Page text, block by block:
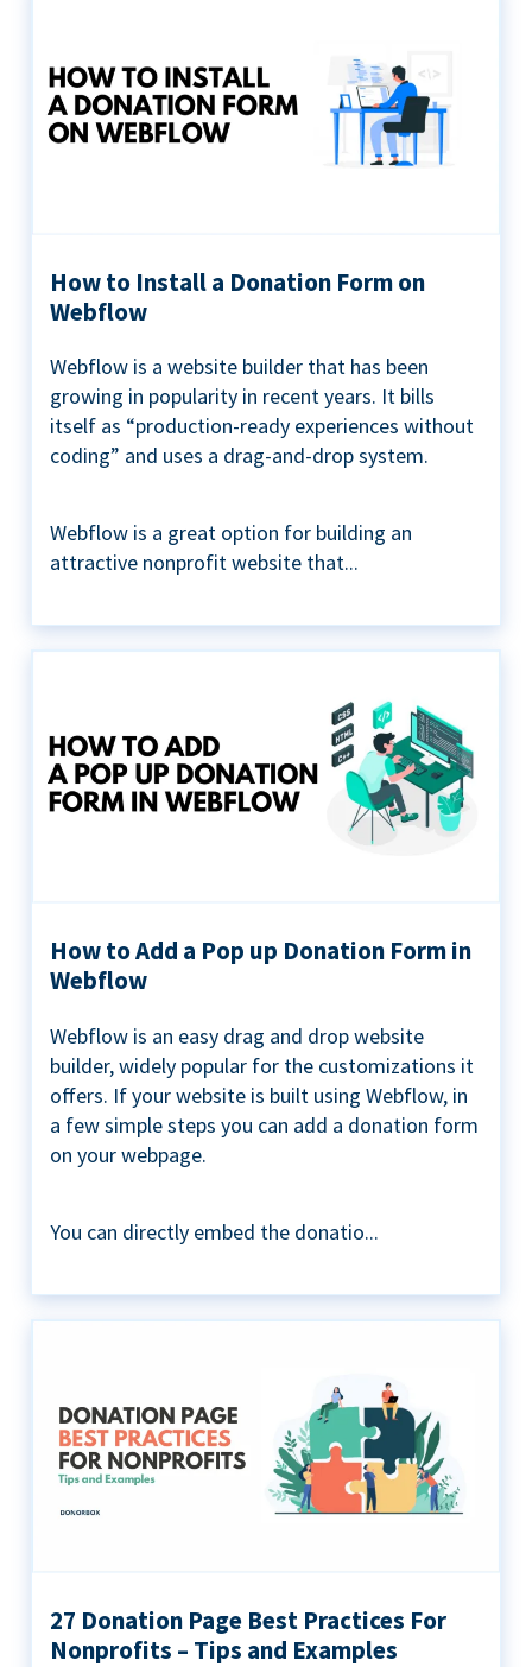
How to Install a Donation Form on
Webflow
Webflow is a website builder that has been
growing in popularity in recent years. It bills
itself as “production-ready experiences without
coding” and uses a drag-and-drop system.
Webflow is a great option for building an
attractive nonprofit website that...
How to Add a Pop up Donation Form in
Webflow
Webflow is an easy drag and drop website
builder, widely popular for the customizations it
offers. If your website is built using Webflow, in
a few simple steps you can add a donation form
on your webpage.
You can directly embed the donatio...
27 Donation Page Best Practices For
Nonprofits – Tips and Examples